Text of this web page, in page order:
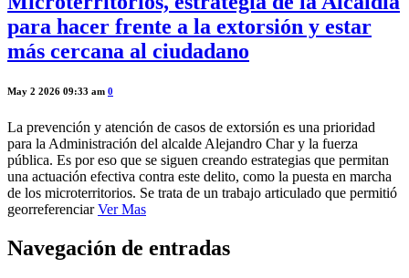
para hacer frente a la extorsión y estar
más cercana al ciudadano
May 2 2026 09:33 am 0
La prevención y atención de casos de extorsión es una prioridad
para la Administración del alcalde Alejandro Char y la fuerza
pública. Es por eso que se siguen creando estrategias que permitan
una actuación efectiva contra este delito, como la puesta en marcha
de los microterritorios. Se trata de un trabajo articulado que permitió
georreferenciarVer Mas
Navegación de entradas